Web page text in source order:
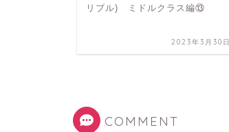
リブル) ミドルクラス編⑬
2023年3月30日
COMMENT